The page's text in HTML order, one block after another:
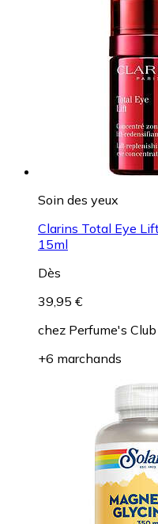
Soin des yeux
Clarins Total Eye
15ml
Dès
39,95 €
chez Perfume's Club
+6 marchands